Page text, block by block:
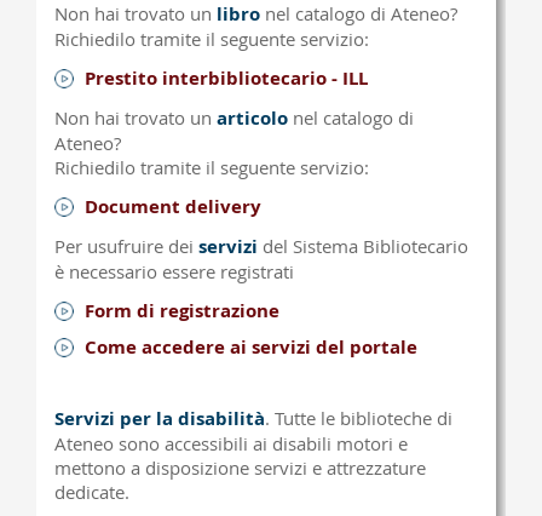
Non hai trovato un libro nel catalogo di Ateneo?
Richiedilo tramite il seguente servizio:
Prestito interbibliotecario - ILL
Non hai trovato un articolo nel catalogo di
Ateneo?
Richiedilo tramite il seguente servizio:
Document delivery
Per usufruire dei servizi del Sistema Bibliotecario
è necessario essere registrati
Form di registrazione
Come accedere ai servizi del portale
Servizi per la disabilità. Tutte le biblioteche di
Ateneo sono accessibili ai disabili motori e
mettono a disposizione servizi e attrezzature
dedicate.